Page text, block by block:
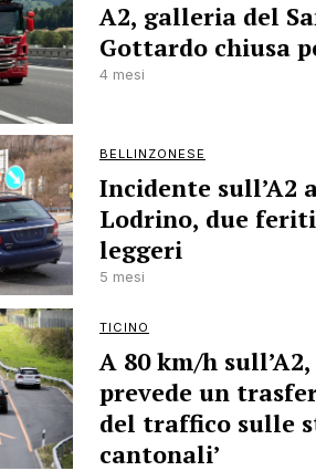
A2, galleria del
Gottardo chiusa
4 mesi
BELLINZONESE
Incidente sull’A2
Lodrino, due feriti
leggeri
5 mesi
TICINO
A 80 km/h sull’A2,
prevede un
del traffico sulle
cantonali’